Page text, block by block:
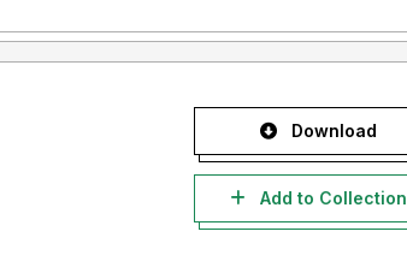
Download
Add to Collection